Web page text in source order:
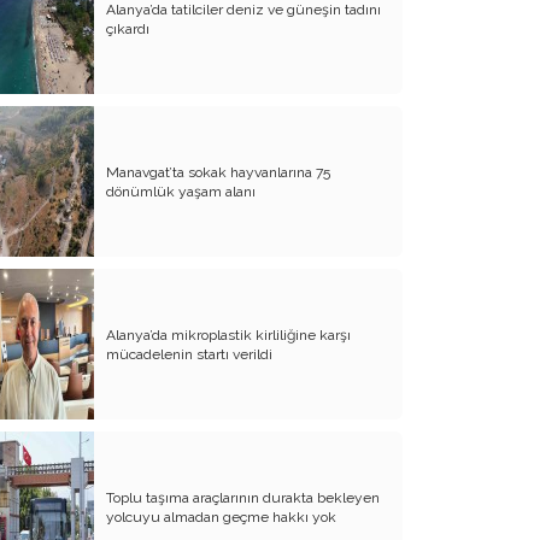
Atalay olayı; yargıyı yönetenlerin
darbesidir!..
CHP’de ne değişti?
Eğitim Sisteminde Sorunlar ve Çözüm
Önerileri
Cumhuriyet’in 100. Yılı ve AB İlişkileri
Şehitler üzerinden siyaset!..
Belediye Başkanı'na Neden Oy
Vermeliyim?
AKP'nin Mülteci Politikası ve
şehitlerimiz!..
Geleceğimize biz karar verelim!..
Kamacı’nın resti!.. İYİ Parti’nin kararı
Emine öğretmenim; Atatürk sizlere
güvendi!..
Alanya’da tatilciler deniz ve güneşin tadını
çıkardı
Manavgat’ta sokak hayvanlarına 75
dönümlük yaşam alanı
Alanya’da mikroplastik kirliliğine karşı
mücadelenin startı verildi
Toplu taşıma araçlarının durakta bekleyen
yolcuyu almadan geçme hakkı yok